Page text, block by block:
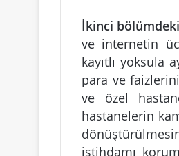
İkinci bölümdeki
ve internetin
kayıtlı yoksula
para ve
ve özel
hastanelerin
istihdamı